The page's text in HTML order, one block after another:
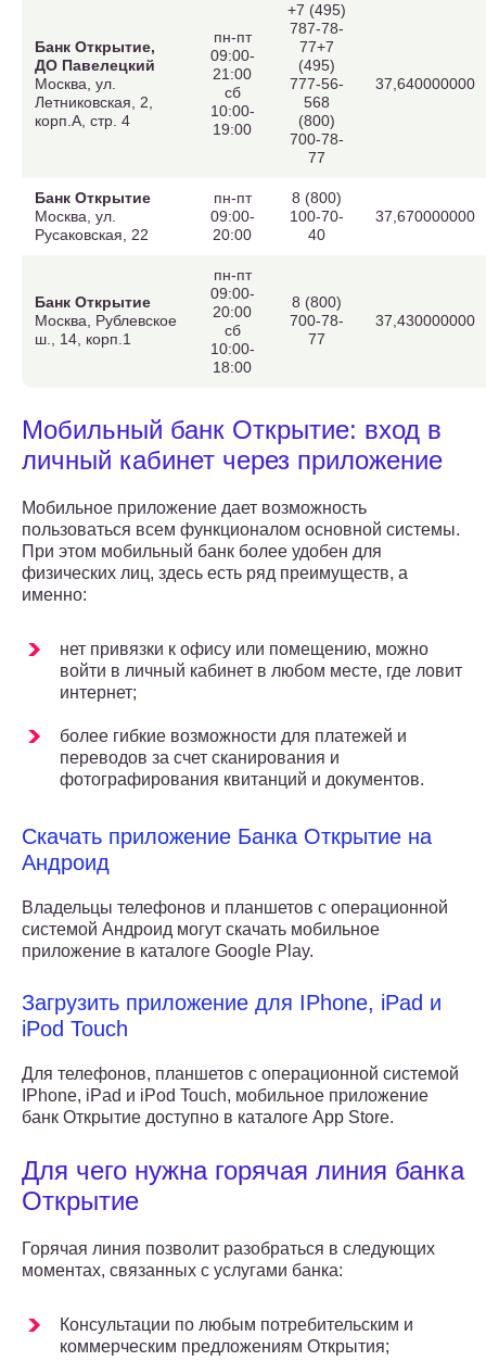
Банк Открытие,
ДО Павелецкий
Москва, ул.
Летниковская, 2,
корп.А, стр. 4
пн-пт
09:00-
21:00
сб
10:00-
19:00
+7 (495)
787-78-
77+7
(495)
777-56-
568
(800)
700-78-
77
37,640000000
Банк Открытие
Москва, ул.
Русаковская, 22
пн-пт
09:00-
20:00
8 (800)
100-70-
40
37,670000000
Банк Открытие
Москва, Рублевское
ш., 14, корп.1
пн-пт
09:00-
20:00
сб
10:00-
18:00
8 (800)
700-78-
77
37,430000000
Мобильный банк Открытие: вход в
личный кабинет через приложение
Мобильное приложение дает возможность
пользоваться всем функционалом основной системы.
При этом мобильный банк более удобен для
физических лиц, здесь есть ряд преимуществ, а
именно:
нет привязки к офису или помещению, можно
войти в личный кабинет в любом месте, где ловит
интернет;
более гибкие возможности для платежей и
переводов за счет сканирования и
фотографирования квитанций и документов.
Скачать приложение Банка Открытие на
Андроид
Владельцы телефонов и планшетов с операционной
системой Андроид могут скачать мобильное
приложение в каталоге Google Play.
Загрузить приложение для IPhone, iPad и
iPod Touch
Для телефонов, планшетов с операционной системой
IPhone, iPad и iPod Touch, мобильное приложение
банк Открытие доступно в каталоге App Store.
Для чего нужна горячая линия банка
Открытие
Горячая линия позволит разобраться в следующих
моментах, связанных с услугами банка:
Консультации по любым потребительским и
коммерческим предложениям Открытия;